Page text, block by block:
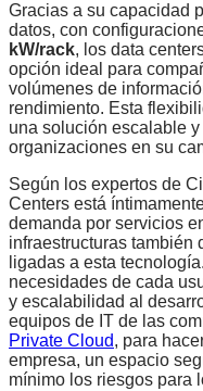
Gracias a su capacidad
datos, con
kW/rack, los data
opción ideal para
volúmenes de
rendimiento. Esta
una solución escalable
organizaciones en su
Según los expertos de
Centers está
demanda por servicios
infraestructuras también
ligadas a esta
necesidades de cada
y escalabilidad al
equipos de IT de las
Private Cloud, para
empresa, un espacio
mínimo los riesgos para